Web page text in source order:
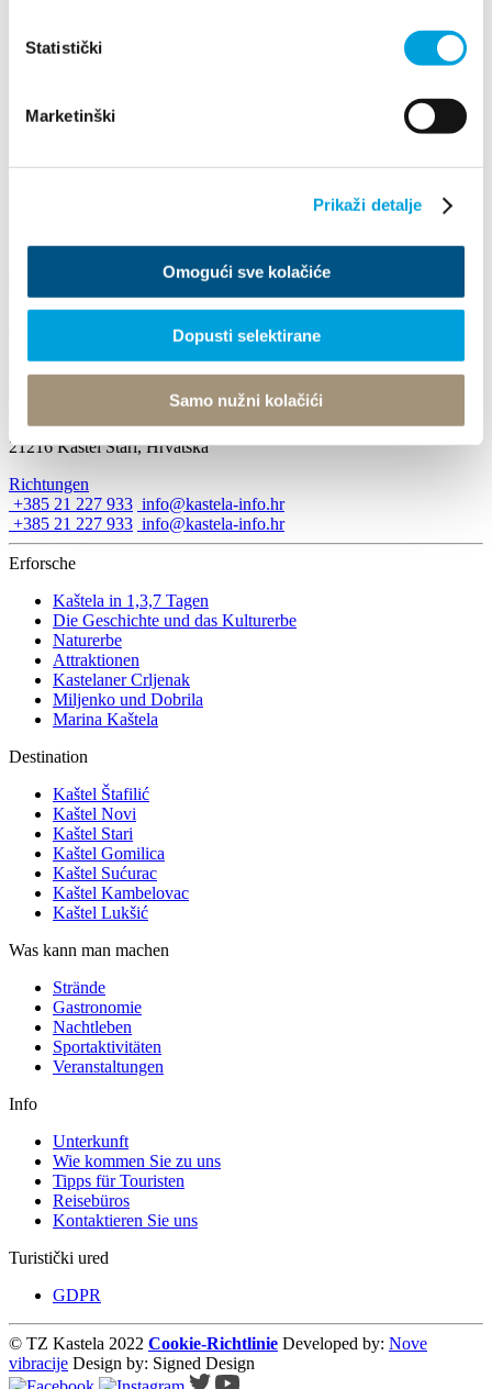
Statistički
Marketinški
Prikaži detalje
Omogući sve kolačiće
Dopusti selektirane
Samo nužni kolačići
2017
Dezember
Februar
Juni
Dezember
ADVENT IN KAŠTELA 2019
1. Dezember 2019 - 22. Dezember 2019
Villa Nika, Kamberovo šetalište 30
21216 Kaštel Stari, Hrvatska
Richtungen
+385 21 227 933 info@kastela-info.hr
+385 21 227 933 info@kastela-info.hr
Erforsche
Kaštela in 1,3,7 Tagen
Die Geschichte und das Kulturerbe
Naturerbe
Attraktionen
Kastelaner Crljenak
Miljenko und Dobrila
Marina Kaštela
Destination
Kaštel Štafilić
Kaštel Novi
Kaštel Stari
Kaštel Gomilica
Kaštel Sućurac
Kaštel Kambelovac
Kaštel Lukšić
Was kann man machen
Strände
Gastronomie
Nachtleben
Sportaktivitäten
Veranstaltungen
Info
Unterkunft
Wie kommen Sie zu uns
Tipps für Touristen
Reisebüros
Kontaktieren Sie uns
Turistički ured
GDPR
© TZ Kastela 2022 Cookie-Richtlinie Developed by: Nove
vibracije Design by: Signed Design